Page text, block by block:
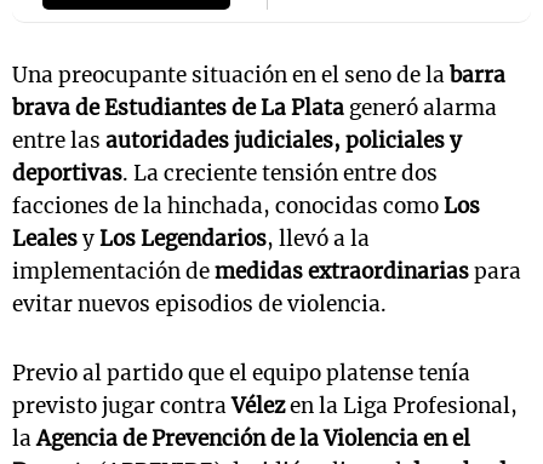
Una preocupante situación en el seno de labarra
brava de Estudiantes de La Plata generó alarma
entre las autoridades judiciales, policiales y
deportivas. La creciente tensión entre dos
facciones de la hinchada, conocidas comoLos
LealesyLos Legendarios, llevó a la
implementación demedidas extraordinariaspara
evitar nuevos episodios de violencia.
Previo al partido que el equipo platense tenía
previsto jugar contraVélezen la Liga Profesional,
laAgencia de Prevención de la Violencia en el